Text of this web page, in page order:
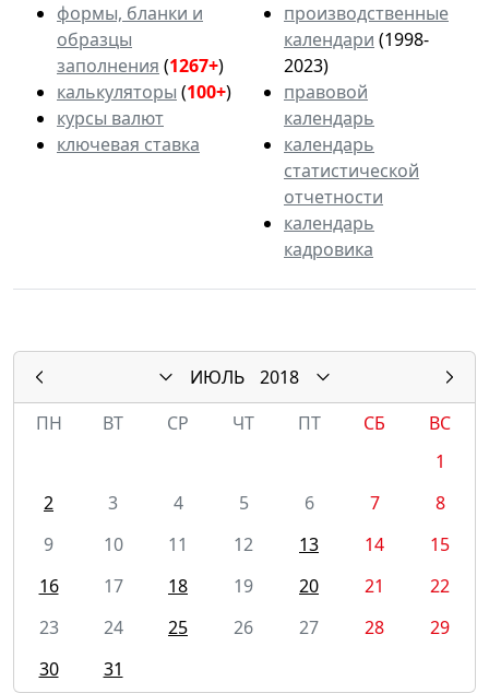
формы, бланки и
образцы
заполнения (1267+)
калькуляторы (100+)
курсы валют
ключевая ставка
производственные
календари (1998-
2023)
правовой
календарь
календарь
статистической
отчетности
календарь
кадровика
ИЮЛЬ
2018
ПН
ВТ СР ЧТ ПТ СБ
ВС
1
2
3 4 5 6 7
8
9
10 11 12 13 14
15
16
17 18 19 20 21
22
23
24 25 26 27 28
29
30
31